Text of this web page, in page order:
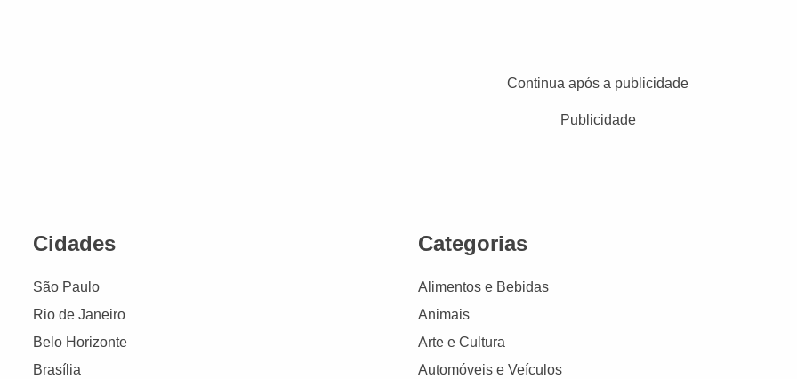
Continua após a publicidade
Publicidade
Cidades
São Paulo
Rio de Janeiro
Belo Horizonte
Brasília
Categorias
Alimentos e Bebidas
Animais
Arte e Cultura
Automóveis e Veículos